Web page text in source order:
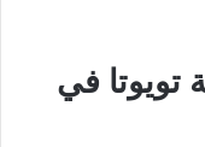
في